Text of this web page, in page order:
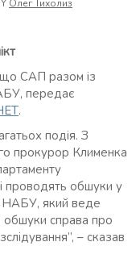
Олег Тихолиз
САП разом із
передає
.
подія. З
прокурор Клименка
проводять обшуки у
НАБУ, який веде
обшуки справа про
– сказав